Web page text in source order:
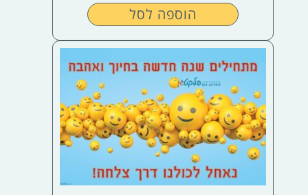
הוספה לסל